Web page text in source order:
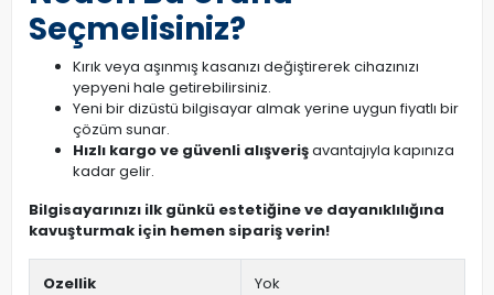
Seçmelisiniz?
Kırık veya aşınmış kasanızı değiştirerek cihazınızı
yepyeni hale getirebilirsiniz.
Yeni bir dizüstü bilgisayar almak yerine uygun fiyatlı bir
çözüm sunar.
Hızlı kargo ve güvenli alışverişavantajıyla kapınıza
kadar gelir.
Bilgisayarınızı ilk günkü estetiğine ve dayanıklılığına
kavuşturmak için hemen sipariş verin!
Ozellik Yok